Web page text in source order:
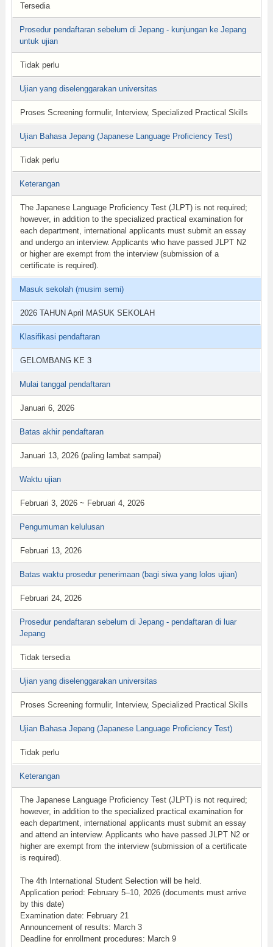
Tersedia
Prosedur pendaftaran sebelum di Jepang - kunjungan ke Jepang
untuk ujian
Tidak perlu
Ujian yang diselenggarakan universitas
Proses Screening formulir, Interview, Specialized Practical Skills
Ujian Bahasa Jepang (Japanese Language Proficiency Test)
Tidak perlu
Keterangan
The Japanese Language Proficiency Test (JLPT) is not required;
however, in addition to the specialized practical examination for
each department, international applicants must submit an essay
and undergo an interview. Applicants who have passed JLPT N2
or higher are exempt from the interview (submission of a
certificate is required).
Masuk sekolah (musim semi)
2026 TAHUN April MASUK SEKOLAH
Klasifikasi pendaftaran
GELOMBANG KE 3
Mulai tanggal pendaftaran
Januari 6, 2026
Batas akhir pendaftaran
Januari 13, 2026 (paling lambat sampai)
Waktu ujian
Februari 3, 2026 ~ Februari 4, 2026
Pengumuman kelulusan
Februari 13, 2026
Batas waktu prosedur penerimaan (bagi siwa yang lolos ujian)
Februari 24, 2026
Prosedur pendaftaran sebelum di Jepang - pendaftaran di luar
Jepang
Tidak tersedia
Ujian yang diselenggarakan universitas
Proses Screening formulir, Interview, Specialized Practical Skills
Ujian Bahasa Jepang (Japanese Language Proficiency Test)
Tidak perlu
Keterangan
The Japanese Language Proficiency Test (JLPT) is not required;
however, in addition to the specialized practical examination for
each department, international applicants must submit an essay
and attend an interview. Applicants who have passed JLPT N2 or
higher are exempt from the interview (submission of a certificate
is required).
The 4th International Student Selection will be held.
Application period: February 5–10, 2026 (documents must arrive
by this date)
Examination date: February 21
Announcement of results: March 3
Deadline for enrollment procedures: March 9